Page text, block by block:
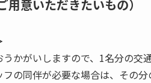
用意いただきたいもの）
かがいしますので、1名分の交
の同伴が必要な場合は、その分